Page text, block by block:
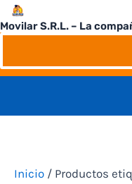
al
Movilar S.R.L. – La
Inicio / Productos